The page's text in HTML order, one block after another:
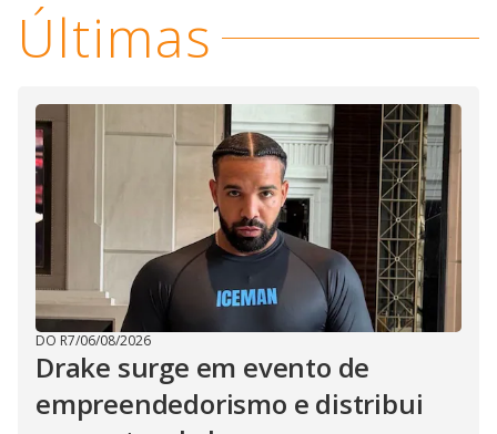
Últimas
DO R7/06/08/2026
Drake surge em evento de
empreendedorismo e distribui